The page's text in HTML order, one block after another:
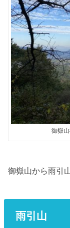
御嶽
御嶽山から雨引
雨引山